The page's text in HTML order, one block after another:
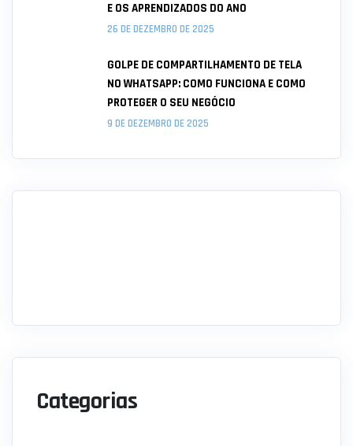
E OS APRENDIZADOS DO ANO
26 DE DEZEMBRO DE 2025
GOLPE DE COMPARTILHAMENTO DE TELA
NO WHATSAPP: COMO FUNCIONA E COMO
PROTEGER O SEU NEGÓCIO
9 DE DEZEMBRO DE 2025
Categorias